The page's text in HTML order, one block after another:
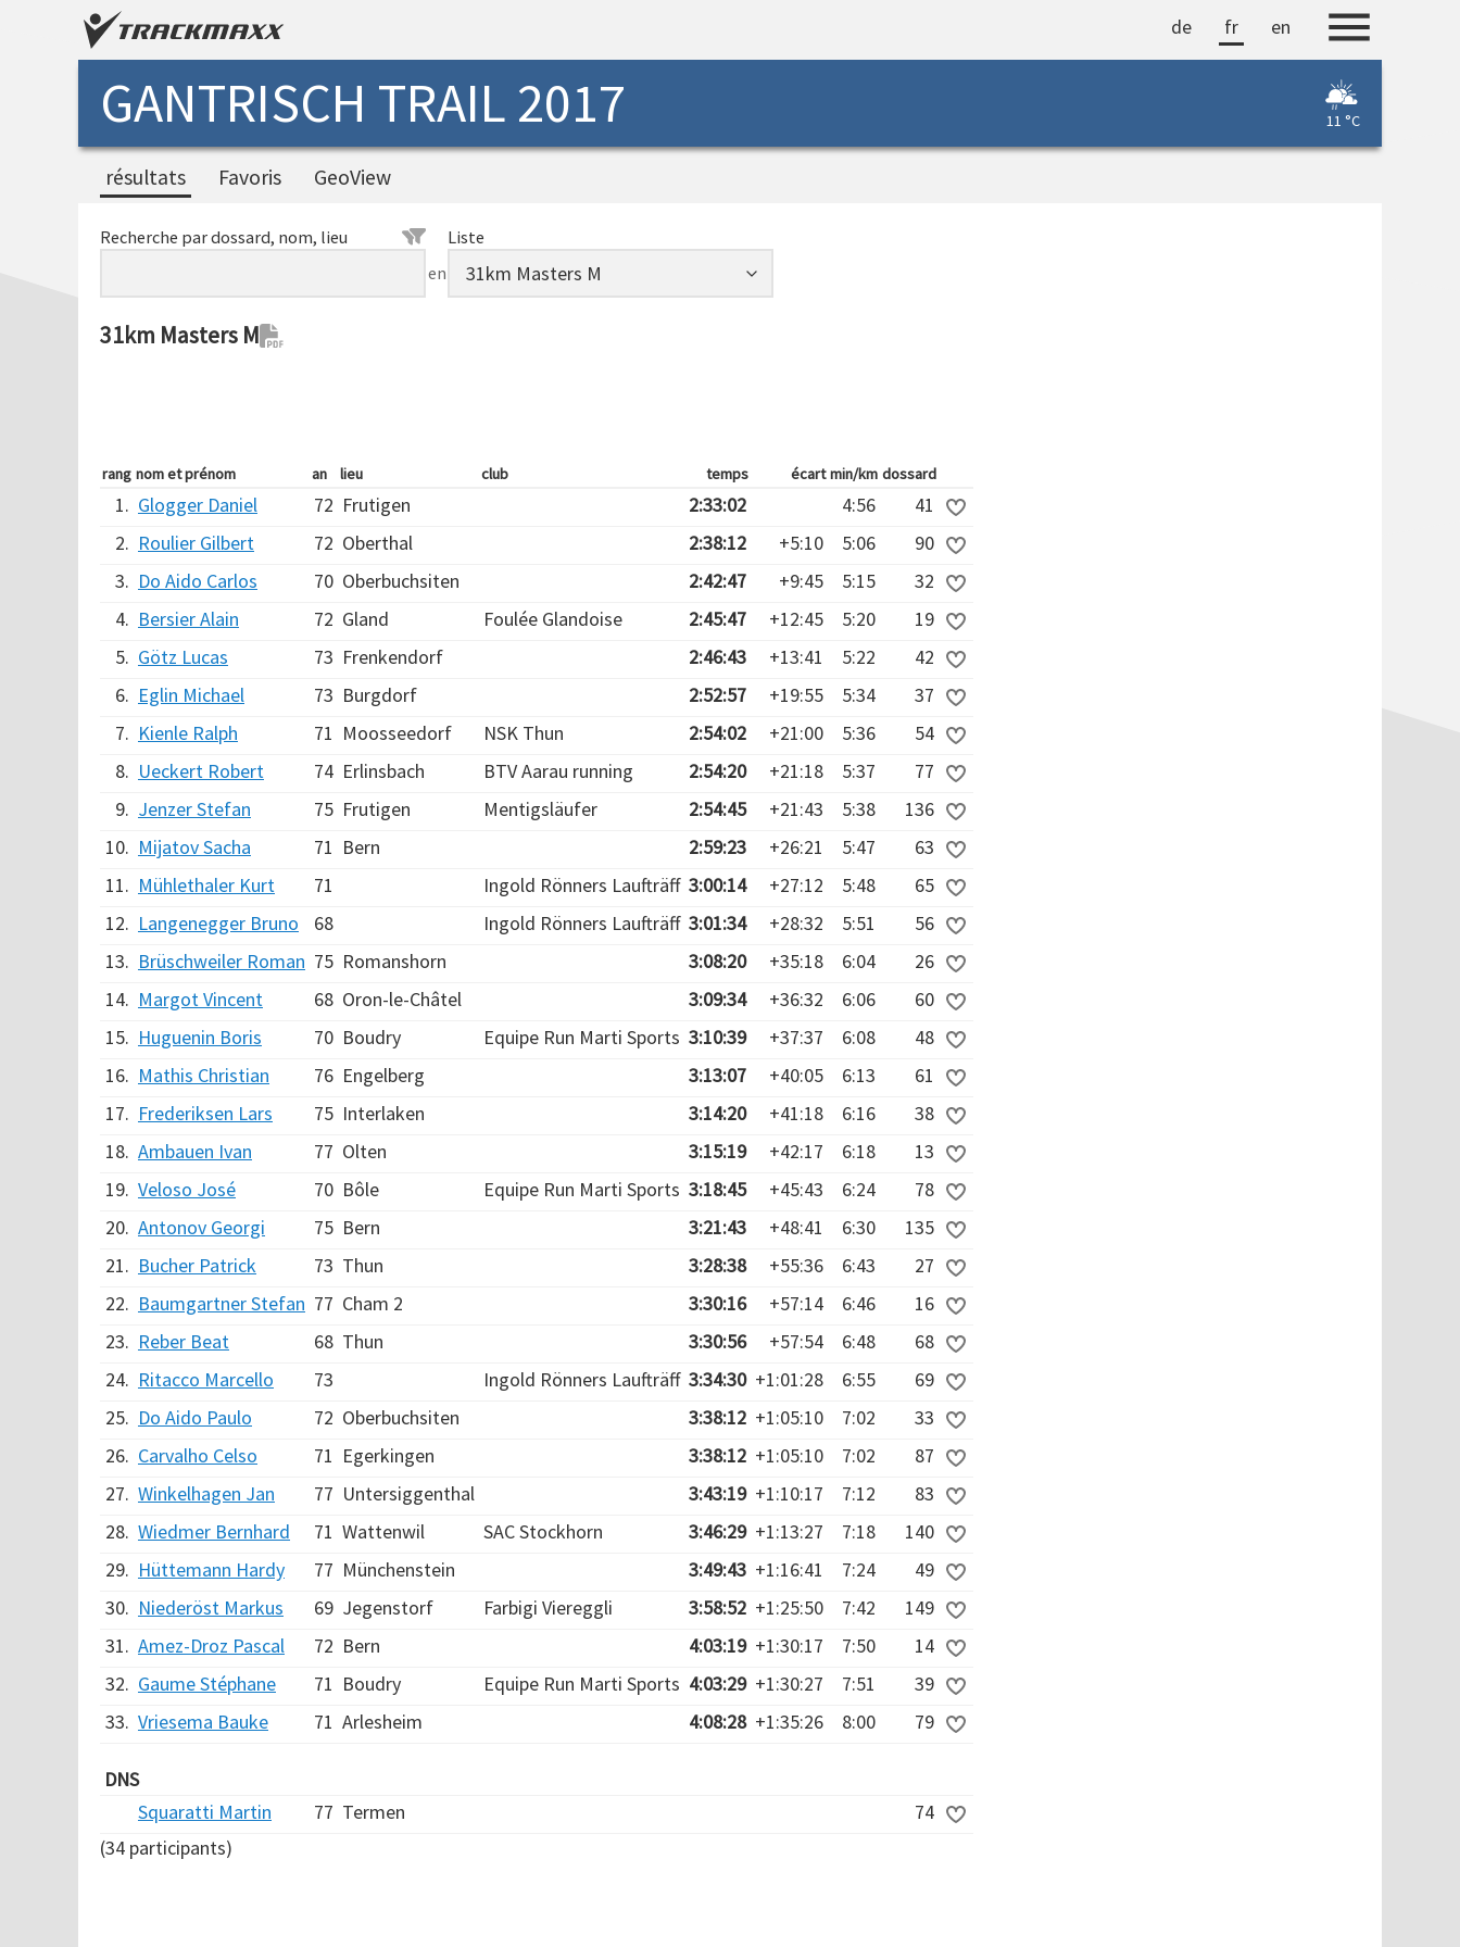
de fr en
GANTRISCH TRAIL 2017 11 °C
résultats Favoris GeoView
Recherche par dossard, nom, lieu
en
Liste
31km Masters M
rang nom et prénom an lieu club temps écart min/km dossard
1. Glogger Daniel 72 Frutigen 2:33:02 4:56
41
2. Roulier Gilbert 72 Oberthal 2:38:12 +5:10 5:06
90
3. Do Aido Carlos 70 Oberbuchsiten 2:42:47 +9:45 5:15
32
4. Bersier Alain 72 Gland Foulée Glandoise 2:45:47 +12:45 5:20
19
5. Götz Lucas 73 Frenkendorf 2:46:43 +13:41 5:22
42
6. Eglin Michael 73 Burgdorf 2:52:57 +19:55 5:34
37
7. Kienle Ralph 71 Moosseedorf NSK Thun 2:54:02 +21:00 5:36
54
8. Ueckert Robert 74 Erlinsbach BTV Aarau running 2:54:20 +21:18 5:37
77
9. Jenzer Stefan 75 Frutigen Mentigsläufer 2:54:45 +21:43 5:38
136
10. Mijatov Sacha 71 Bern 2:59:23 +26:21 5:47
63
11. Mühlethaler Kurt 71 Ingold Rönners Laufträff 3:00:14 +27:12 5:48
65
12. Langenegger Bruno 68 Ingold Rönners Laufträff 3:01:34 +28:32 5:51
56
13. Brüschweiler Roman 75 Romanshorn 3:08:20 +35:18 6:04
26
14. Margot Vincent 68 Oron-le-Châtel 3:09:34 +36:32 6:06
60
15. Huguenin Boris 70 Boudry Equipe Run Marti Sports 3:10:39 +37:37 6:08
48
16. Mathis Christian 76 Engelberg 3:13:07 +40:05 6:13
61
17. Frederiksen Lars 75 Interlaken 3:14:20 +41:18 6:16
38
18. Ambauen Ivan 77 Olten 3:15:19 +42:17 6:18
13
19. Veloso José 70 Bôle Equipe Run Marti Sports 3:18:45 +45:43 6:24
78
20. Antonov Georgi 75 Bern 3:21:43 +48:41 6:30
135
21. Bucher Patrick 73 Thun 3:28:38 +55:36 6:43
27
22. Baumgartner Stefan 77 Cham 2 3:30:16 +57:14 6:46
16
23. Reber Beat 68 Thun 3:30:56 +57:54 6:48
68
24. Ritacco Marcello 73 Ingold Rönners Laufträff 3:34:30 +1:01:28 6:55
69
25. Do Aido Paulo 72 Oberbuchsiten 3:38:12 +1:05:10 7:02
33
26. Carvalho Celso 71 Egerkingen 3:38:12 +1:05:10 7:02
87
27. Winkelhagen Jan 77 Untersiggenthal 3:43:19 +1:10:17 7:12
83
28. Wiedmer Bernhard 71 Wattenwil SAC Stockhorn 3:46:29 +1:13:27 7:18
140
29. Hüttemann Hardy 77 Münchenstein 3:49:43 +1:16:41 7:24
49
30. Niederöst Markus 69 Jegenstorf Farbigi Viereggli 3:58:52 +1:25:50 7:42
149
31. Amez-Droz Pascal 72 Bern 4:03:19 +1:30:17 7:50
14
32. Gaume Stéphane 71 Boudry Equipe Run Marti Sports 4:03:29 +1:30:27 7:51
39
33. Vriesema Bauke 71 Arlesheim 4:08:28 +1:35:26 8:00 79
DNS
Squaratti Martin
77 Termen
74
(34 participants)